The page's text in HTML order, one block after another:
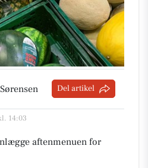
Del artikel
14:03
aftenmenuen for